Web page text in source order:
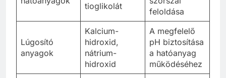
tioglikolát
feloldása
Lúgosító
anyagok
Kalcium-
hidroxid,
nátrium-
hidroxid
A megfelelő
pH biztosítása
a hatóanyag
működéséhez